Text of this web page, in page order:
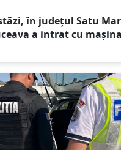
în județul Satu
a intrat cu